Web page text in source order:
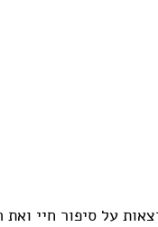
על סיפור חיי